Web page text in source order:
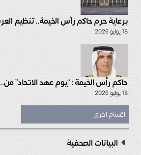
برعاية حرم حاكم رأس الخيمة.. تنظيم
18 يوليو 2026
حاكم رأس الخيمة : “يوم عهد الاتحاد”
18 يوليو 2026
أقسام أخرى
البيانات الصحفية